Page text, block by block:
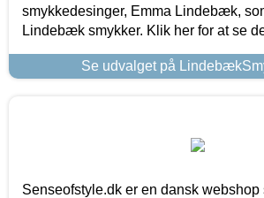
smykkedesinger, Emma Lindebæk,
Lindebæk smykker. Klik her for at se
Se udvalget på
Senseofstyle.dk er en dansk webshop